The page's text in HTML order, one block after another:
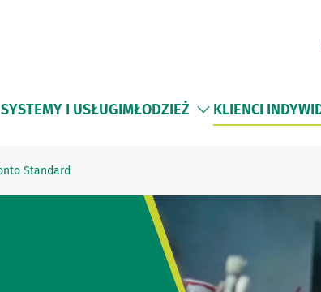
SYSTEMY I USŁUGIMŁODZIEŻ KLIENCI
Standard